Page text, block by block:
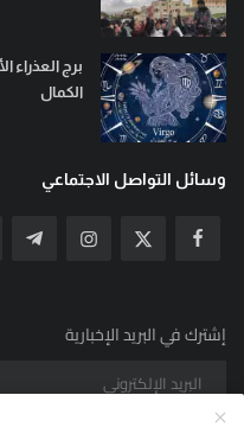
الكمال
وسائل التواصل الاجتماعي
إشترك في البريد الإخبارية